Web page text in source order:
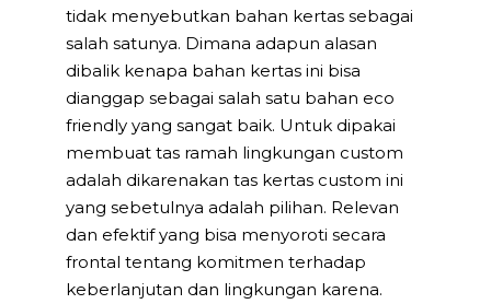
tidak menyebutkan bahan kertas sebagai
salah satunya. Dimana adapun alasan
dibalik kenapa bahan kertas ini bisa
dianggap sebagai salah satu bahan eco
friendly yang sangat baik. Untuk dipakai
membuat tas ramah lingkungan custom
adalah dikarenakan tas kertas custom ini
yang sebetulnya adalah pilihan. Relevan
dan efektif yang bisa menyoroti secara
frontal tentang komitmen terhadap
keberlanjutan dan lingkungan karena.